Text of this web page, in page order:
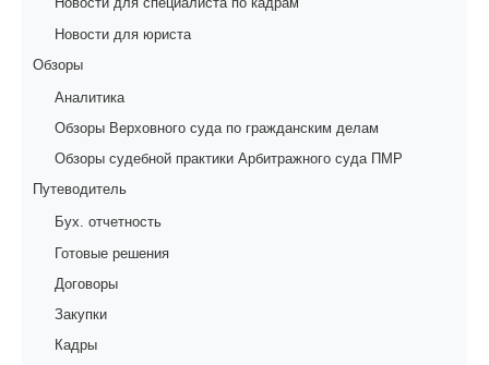
Новости для юриста
Обзоры
Аналитика
Обзоры Верховного суда по гражданским делам
Обзоры судебной практики Арбитражного суда ПМР
Путеводитель
Бух. отчетность
Готовые решения
Договоры
Закупки
Кадры